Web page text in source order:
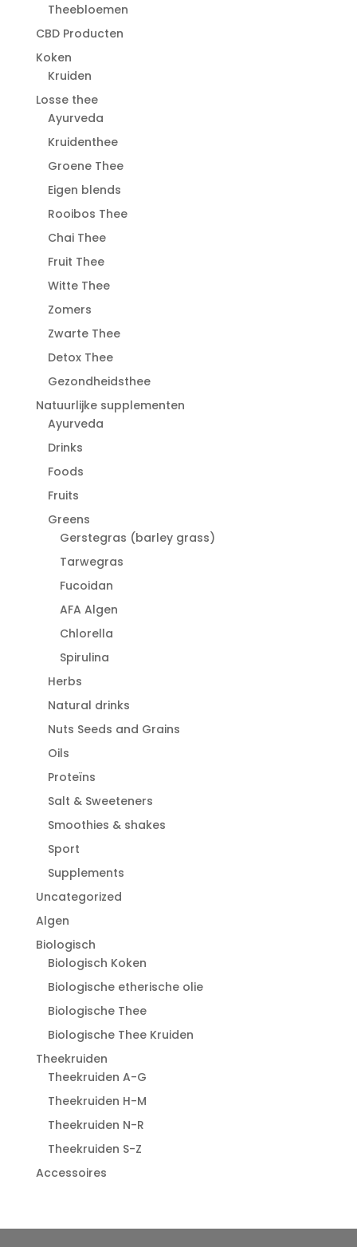
Theebloemen
CBD Producten
Koken
Kruiden
Losse thee
Ayurveda
Kruidenthee
Groene Thee
Eigen blends
Rooibos Thee
Chai Thee
Fruit Thee
Witte Thee
Zomers
Zwarte Thee
Detox Thee
Gezondheidsthee
Natuurlijke supplementen
Ayurveda
Drinks
Foods
Fruits
Greens
Gerstegras (barley grass)
Tarwegras
Fucoidan
AFA Algen
Chlorella
Spirulina
Herbs
Natural drinks
Nuts Seeds and Grains
Oils
Proteïns
Salt & Sweeteners
Smoothies & shakes
Sport
Supplements
Uncategorized
Algen
Biologisch
Biologisch Koken
Biologische etherische olie
Biologische Thee
Biologische Thee Kruiden
Theekruiden
Theekruiden A-G
Theekruiden H-M
Theekruiden N-R
Theekruiden S-Z
Accessoires